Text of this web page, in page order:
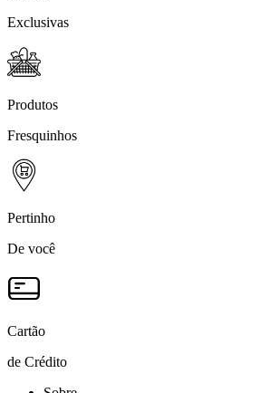
Exclusivas
Produtos
Fresquinhos
Pertinho
De você
Cartão
de Crédito